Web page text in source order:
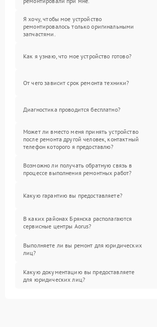
Я хочу, чтобы мое устройство
ремонтировалось только оригинальными
запчастями.
Как я узнаю, что мое устройство готово?
От чего зависит срок ремонта техники?
Диагностика проводится бесплатно?
Может ли вместо меня принять устройство
после ремонта другой человек, контактный
телефон которого я предоставлю?
Возможно ли получать обратную связь в
процессе выполнения ремонтных работ?
Какую гарантию вы предоставляете?
В каких районах Брянска располагаются
сервисные центры Aorus?
Выполняете ли вы ремонт для юридических
лиц?
Какую документацию вы предоставляете
для юридических лиц?